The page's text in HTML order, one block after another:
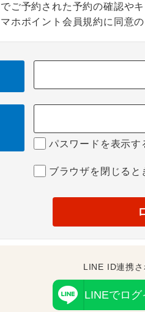
ご予約された予約の確認や
ホポイント会員規約に同意
パスワードを表示す
ブラウザを閉じる
LINE ID連携
LINEでログ